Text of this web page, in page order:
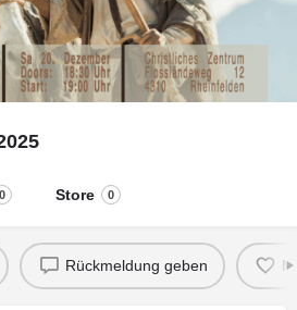
Heilige Nacht' in
neu.
0 Store 0
Rückmeldung geben